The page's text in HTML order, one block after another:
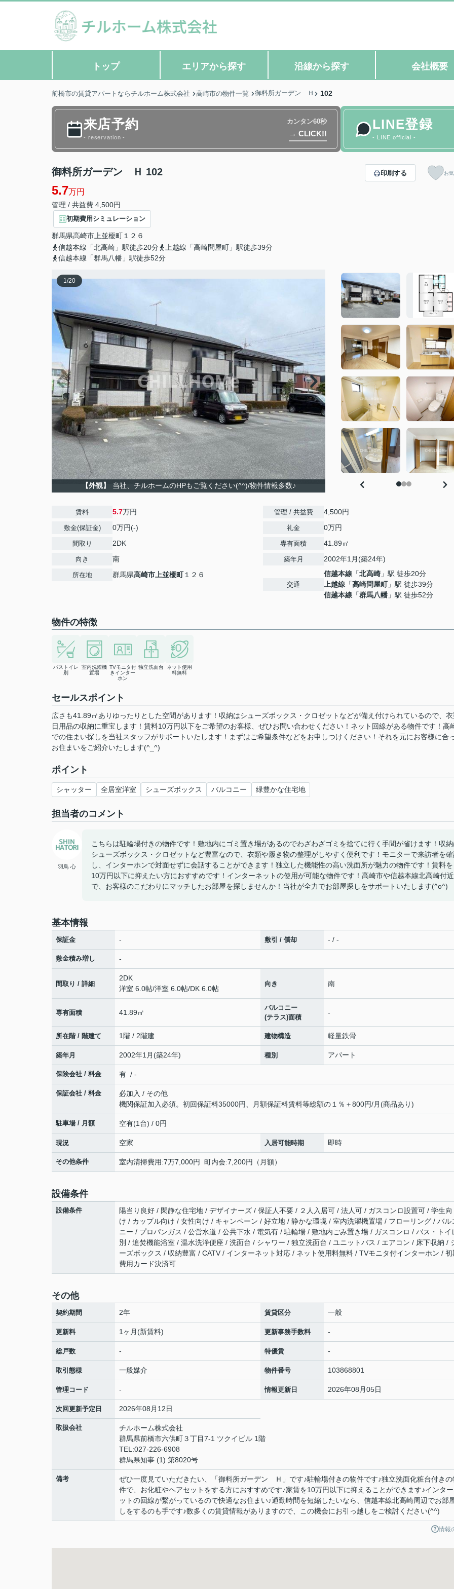
トップ エリアから探す 沿線から探す 会社概要
前橋市の賃貸アパートならチルホーム株式会社 高崎市の物件一覧 御料所ガーデン Ｈ 102
来店予約
- reservation -
カンタン60秒
→ CLICK!!
LINE登録
- LINE official -
御料所ガーデン Ｈ 102
5.7万円
管理 / 共益費 4,500円
初期費用シミュレーション
群馬県高崎市 上並榎町 １２６
信越本線「北高崎」駅徒歩20分
上越線「高崎問屋町」駅徒歩39分
信越本線「群馬八幡」駅徒歩52分
印刷する お
1/20
【外観】 当社、チルホームのHPもご覧ください(^^)/物件情報多数♪
賃料 5.7万円
敷金(保証金) 0万円(-)
間取り 2DK
向き 南
所在地 群馬県高崎市 上並榎町１２６
管理 / 共益費 4,500円
礼金 0万円
専有面積 41.89㎡
築年月 2002年1月(築24年)
交通
信越本線 「北高崎 」駅 徒歩20分
上越線 「高崎問屋町」駅 徒歩39分
信越本線 「群馬八幡 」駅 徒歩52分
物件の特徴
バストイレ
別
室内洗濯機
置場
TVモニタ付
きインター
ホン
独立洗面台
ネット使用
料無料
セールスポイント
広さも41.89㎡ありゆったりとした空間があります！収納はシューズボックス・クロゼットなどが備え付けられているので、
日用品の収納に重宝します！賃料10万円以下をご希望のお客様、ぜひお問い合わせください！ネット回線がある物件です！高
での住まい探しを当社スタッフがサポートいたします！まずはご希望条件などをお申しつけください！それを元にお客様に合
お住まいをご紹介いたします(^_^)
ポイント
シャッター 全居室洋室 シューズボックス バルコニー 緑豊かな住宅地
担当者のコメント
羽鳥 心
こちらは駐輪場付きの物件です！敷地内にゴミ置き場があるのでわざわざゴミを捨てに行く手間が省けます！収納
シューズボックス・クロゼットなど豊富なので、衣類や履き物の整理がしやすく便利です！モニターで来訪者を
し、インターホンで対面せずに会話することができます！独立した機能性の高い洗面所が魅力の物件です！賃料を
10万円以下に抑えたい方におすすめです！インターネットの使用が可能な物件です！高崎市や信越本線北高崎付近
で、お客様のこだわりにマッチしたお部屋を探しませんか！当社が全力でお部屋探しをサポートいたします(^o^)
基本情報
保証金 - 敷引 / 償却 - / -
敷金積み増し -
間取り / 詳細
2DK
洋室 6.0帖/洋室 6.0帖/DK 6.0帖
向き 南
専有面積 41.89㎡
バルコニー
(テラス)面積
-
所在階 / 階建て 1階 / 2階建 建物構造 軽量鉄骨
築年月 2002年1月(築24年) 種別 アパート
保険会社 / 料金 有 / -
保証会社 / 料金
必加入 / その他
機関保証加入必須。初回保証料35000円、月額保証料賃料等総額の１％＋800円/月(商品あり)
駐車場 / 月額 空有(1台) / 0円
現況 空家 入居可能時期 即時
その他条件 室内清掃費用:7万7,000円 町内会:7,200円（月額）
設備条件
設備条件
陽当り良好 / 閑静な住宅地 / デザイナーズ / 保証人不要 / ２人入居可 / 法人可 / ガスコンロ設置可 / 学生向
け / カップル向け / 女性向け / キャンペーン / 好立地 / 静かな環境 / 室内洗濯機置場 / フローリング / バル
ニー / プロパンガス / 公営水道 / 公共下水 / 電気有 / 駐輪場 / 敷地内ごみ置き場 / ガスコンロ / バス・トイ
別 / 追焚機能浴室 / 温水洗浄便座 / 洗面台 / シャワー / 独立洗面台 / ユニットバス / エアコン / 床下収納 /
ーズボックス / 収納豊富 / CATV / インターネット対応 / ネット使用料無料 / TVモニタ付インターホン / 初
費用カード決済可
その他
契約期間 2年 賃貸区分 一般
更新料 1ヶ月(新賃料) 更新事務手数料 -
総戸数 - 特優賃 -
取引態様 一般媒介 物件番号 103868801
管理コード - 情報更新日 2026年08月05日
次回更新予定日 2026年08月12日
取扱会社
チルホーム株式会社
群馬県前橋市六供町３丁目7-1 ツクイビル 1階
TEL:027-226-6908
群馬県知事 (1) 第8020号
備考
ぜひ一度見ていただきたい、「御料所ガーデン Ｈ」です♪駐輪場付きの物件です♪独立洗面化粧台付きの
件で、お化粧やヘアセットをする方におすすめです♪家賃を10万円以下に抑えることができます♪インタ
ットの回線が繋がっているので快適なお住まい♪通勤時間を短縮したいなら、信越本線北高崎周辺でお部
しをするのも手です♪数多くの賃貸情報がありますので、この機会にお引っ越しをご検討ください(^^)
情報